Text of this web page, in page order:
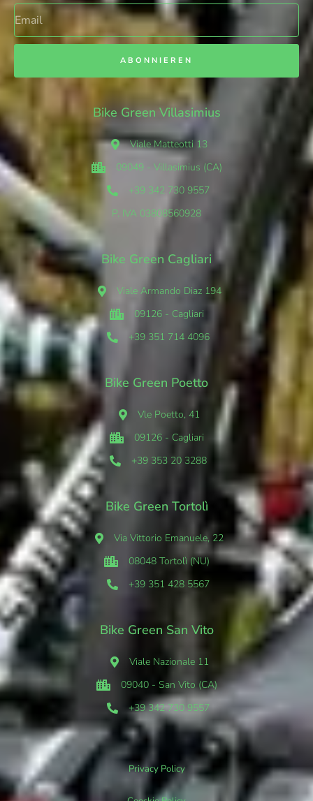
ABONNIEREN
Bike Green Villasimius
Viale Matteotti 13
09049 - Villasimius (CA)
+39 342 730 9557
P. IVA 03808560928
Bike Green Cagliari
Viale Armando Diaz 194
09126 - Cagliari
+39 351 714 4096
Bike Green Poetto
Vle Poetto, 41
09126 - Cagliari
+39 353 20 3288
Bike Green Tortolì
Via Vittorio Emanuele, 22
08048 Tortolì (NU)
+39 351 428 5567
Bike Green San Vito
Viale Nazionale 11
09040 - San Vito (CA)
+39 342 730 9557
Privacy Policy